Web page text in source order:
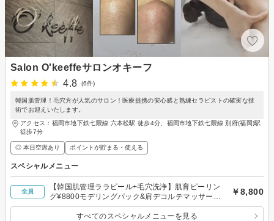
Salon O'keeffeサロンオキーフ
4.8
(6件)
韓国肌管理！毛穴方が人気のサロン！医療提携の安心感と熟練セラピストの確実な技
術でお迎えいたします。
アクセス：福岡市地下鉄七隈線 六本松駅 徒歩4分、福岡市地下鉄七隈線 別府(福岡)駅
徒歩7分
◎ 本日空席あり ポイントが貯まる・使える
スペシャルメニュー
全員
【韓国肌管理ララピール+毛穴洗浄】肌育ピーリン
グ¥8800モデリングパック&肩デコルテマッサージ
付♪
￥8,800
すべてのスペシャルメニューを見る